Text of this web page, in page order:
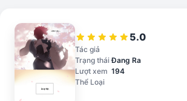
star star star star star 5.0
Tác giả
Trạng thái Đang Ra
Lượt xem 194
Thể Loại